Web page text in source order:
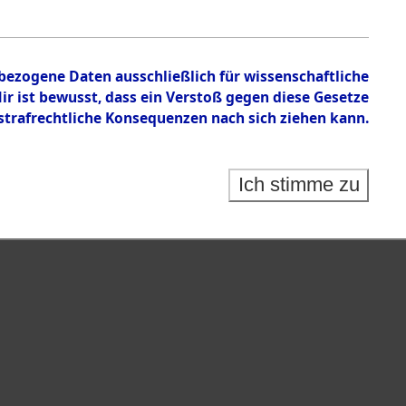
Daten ausschließlich für wissenschaftliche
bewusst, dass ein Verstoß gegen diese Gesetze
Konsequenzen nach sich ziehen kann.
Ich stimme zu